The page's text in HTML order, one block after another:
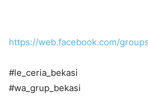
https://web.facebook.com/
#le_ceria_bekasi
#wa_grup_bekasi